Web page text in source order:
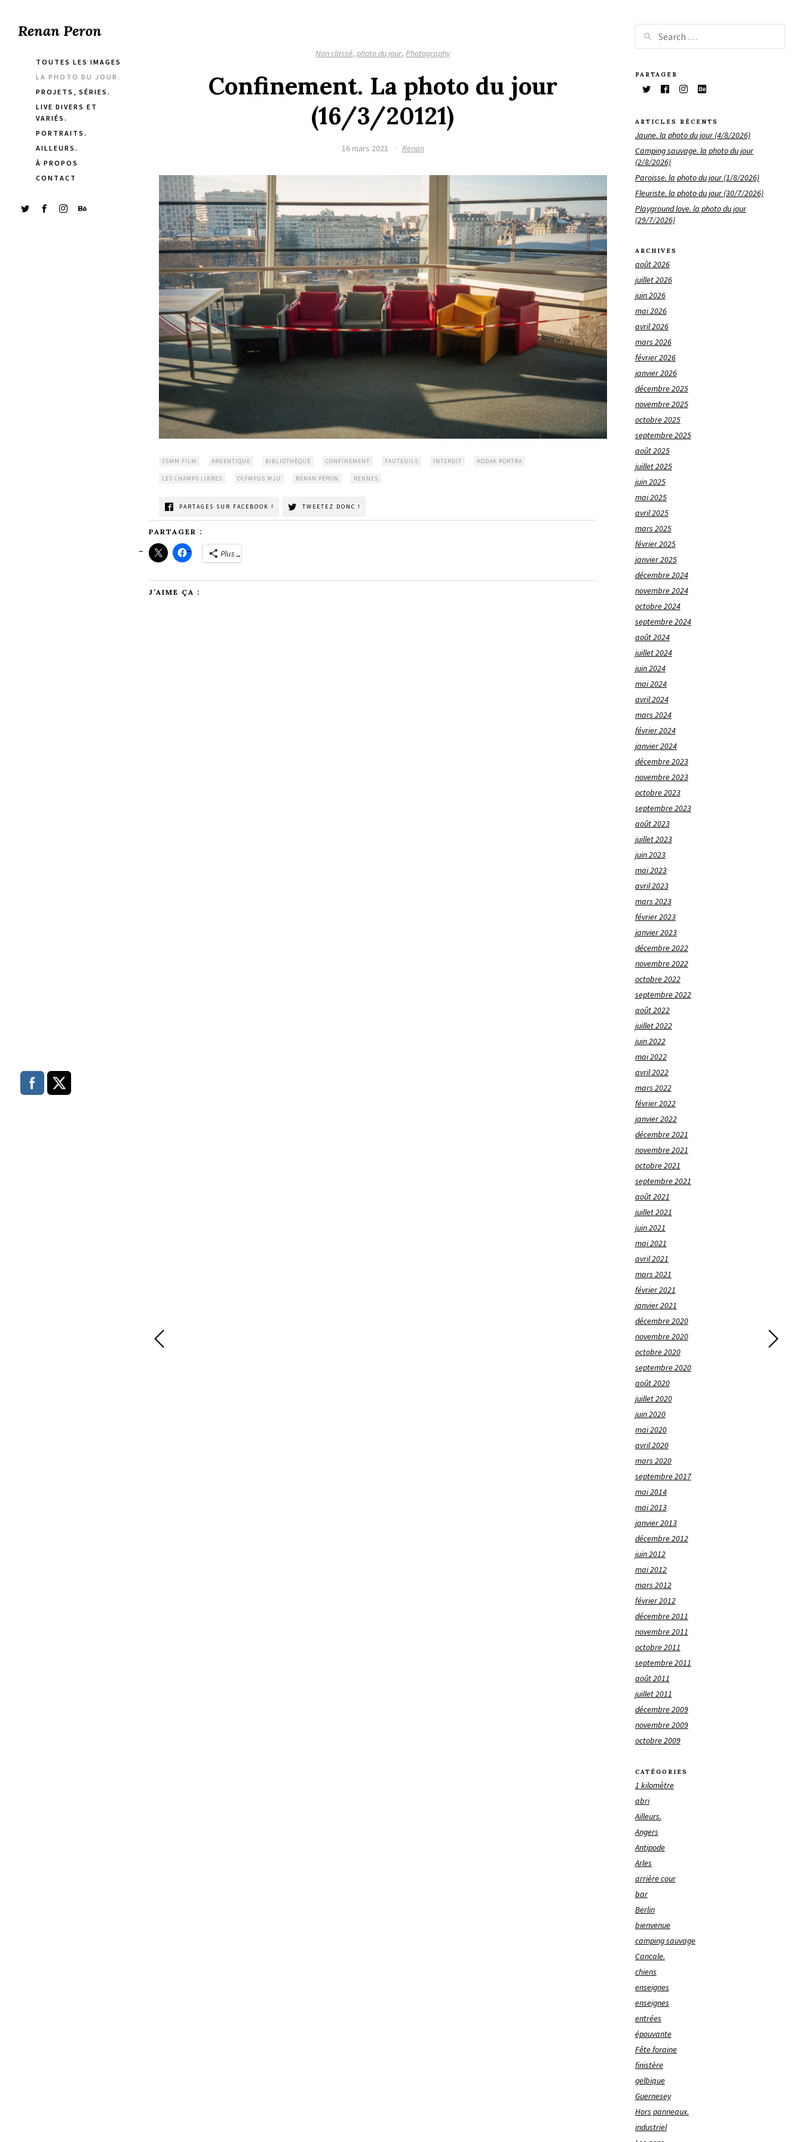
Renan Peron
TOUTES LES IMAGES
LA PHOTO DU JOUR.
PROJETS, SÉRIES.
LIVE DIVERS ET
VARIÉS.
PORTRAITS.
AILLEURS.
À PROPOS
CONTACT
Non classé,photo du jour,Photography
Confinement. La photo du jour
(16/3/20121)
16 mars 2021 · Renan
35MM FILM ARGENTIQUE BIBLIOTHÈQUE CONFINEMENT FAUTEUILS INTERDIT KODAK PORTRA
LES CHAMPS LIBRES OLYMPUS MJU RENAN PÉRON RENNES
PARTAGES SUR FACEBOOK ! TWEETEZ DONC !
PARTAGER :
Plus
J’AIME ÇA :
PARTAGER
ARTICLES RÉCENTS
Jaune. la photo du jour (4/8/2026)
Camping sauvage. la photo du jour
(2/8/2026)
Paroisse. la photo du jour (1/8/2026)
Fleuriste. la photo du jour (30/7/2026)
Playground love. la photo du jour
(29/7/2026)
ARCHIVES
août 2026
juillet 2026
juin 2026
mai 2026
avril 2026
mars 2026
février 2026
janvier 2026
décembre 2025
novembre 2025
octobre 2025
septembre 2025
août 2025
juillet 2025
juin 2025
mai 2025
avril 2025
mars 2025
février 2025
janvier 2025
décembre 2024
novembre 2024
octobre 2024
septembre 2024
août 2024
juillet 2024
juin 2024
mai 2024
avril 2024
mars 2024
février 2024
janvier 2024
décembre 2023
novembre 2023
octobre 2023
septembre 2023
août 2023
juillet 2023
juin 2023
mai 2023
avril 2023
mars 2023
février 2023
janvier 2023
décembre 2022
novembre 2022
octobre 2022
septembre 2022
août 2022
juillet 2022
juin 2022
mai 2022
avril 2022
mars 2022
février 2022
janvier 2022
décembre 2021
novembre 2021
octobre 2021
septembre 2021
août 2021
juillet 2021
juin 2021
mai 2021
avril 2021
mars 2021
février 2021
janvier 2021
décembre 2020
novembre 2020
octobre 2020
septembre 2020
août 2020
juillet 2020
juin 2020
mai 2020
avril 2020
mars 2020
septembre 2017
mai 2014
mai 2013
janvier 2013
décembre 2012
juin 2012
mai 2012
mars 2012
février 2012
décembre 2011
novembre 2011
octobre 2011
septembre 2011
août 2011
juillet 2011
décembre 2009
novembre 2009
octobre 2009
CATÉGORIES
1 kilomètre
abri
Ailleurs.
Angers
Antipode
Arles
arrière cour
bar
Berlin
bienvenue
camping sauvage
Cancale.
chiens
enseignes
enseignes
entrées
épouvante
Fête foraine
finistère
gelbique
Guernesey
Hors panneaux.
industriel